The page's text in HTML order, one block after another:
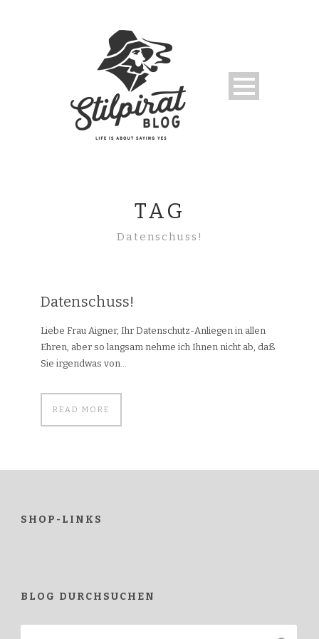
TAG
Datenschuss!
Datenschuss!
Liebe Frau Aigner, Ihr Datenschutz-Anliegen in allen
Ehren, aber so langsam nehme ich Ihnen nicht ab, daß
Sie irgendwas von...
READ MORE
SHOP-LINKS
BLOG DURCHSUCHEN